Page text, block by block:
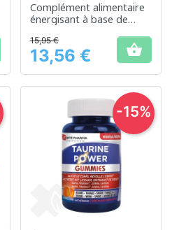
Complément alimentaire
énergisant à base de
la fatigue et améliorer la
concentration
Prix
15,95 €
13,56 € 
-15%